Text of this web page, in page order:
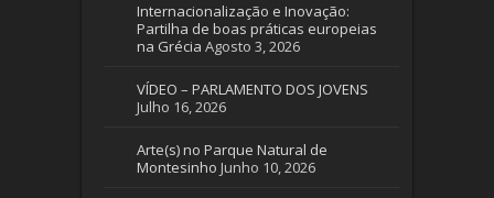
Internacionalização e Inovação:
Partilha de boas práticas europeias
na Grécia Agosto 3, 2026
VÍDEO – PARLAMENTO DOS JOVENS
Julho 16, 2026
Arte(s) no Parque Natural de
Montesinho Junho 10, 2026